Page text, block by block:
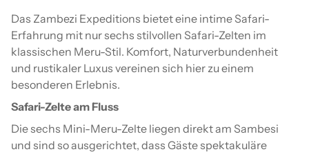
Das Zambezi Expeditions bietet eine intime Safari-
Erfahrung mit nur sechs stilvollen Safari-Zelten im
klassischen Meru-Stil. Komfort, Naturverbundenheit
und rustikaler Luxus vereinen sich hier zu einem
besonderen Erlebnis.
Safari-Zelte am Fluss
Die sechs Mini-Meru-Zelte liegen direkt am Sambesi
und sind so ausgerichtet, dass Gäste spektakuläre